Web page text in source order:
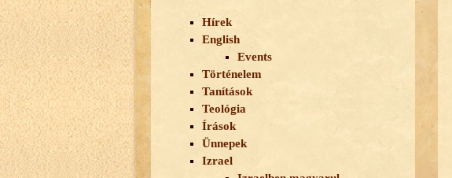
Hírek
English
Events
Történelem
Tanítások
Teológia
Írások
Ünnepek
Izrael